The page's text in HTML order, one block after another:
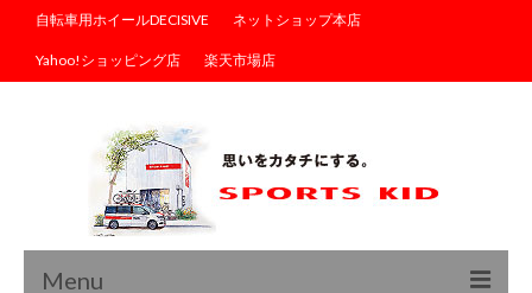
自転車用ホイールDECISIVE ネットショップ本店
Yahoo!ショッピング店 楽天市場店
Menu